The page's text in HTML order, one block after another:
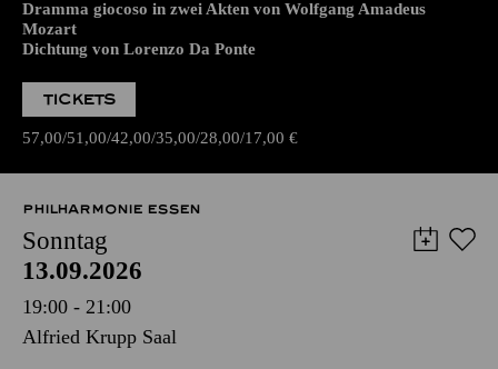
Dramma giocoso in zwei Akten von Wolfgang Amadeus
Mozart
Dichtung von Lorenzo Da Ponte
TICKETS
57,00 51,00 42,00 35,00 28,00 17,00 €
PHILHARMONIE ESSEN
Sonntag
13.09.2026
19:00 - 21:00
Alfried Krupp Saal